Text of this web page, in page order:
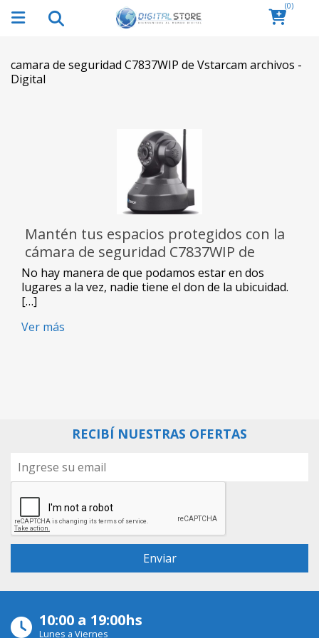
(0)
camara de seguridad C7837WIP de Vstarcam archivos -
Digital
Mantén tus espacios protegidos con la
cámara de seguridad C7837WIP de
Vstarcam
No hay manera de que podamos estar en dos
lugares a la vez, nadie tiene el don de la ubicuidad.
[…]
Ver más
RECIBÍ NUESTRAS OFERTAS
10:00 a 19:00hs
Lunes a Viernes